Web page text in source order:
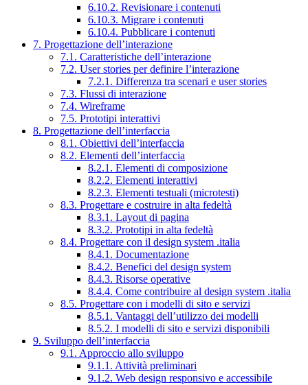
6.10.2. Revisionare i contenuti
6.10.3. Migrare i contenuti
6.10.4. Pubblicare i contenuti
7. Progettazione dell’interazione
7.1. Caratteristiche dell’interazione
7.2. User stories per definire l’interazione
7.2.1. Differenza tra scenari e user stories
7.3. Flussi di interazione
7.4. Wireframe
7.5. Prototipi interattivi
8. Progettazione dell’interfaccia
8.1. Obiettivi dell’interfaccia
8.2. Elementi dell’interfaccia
8.2.1. Elementi di composizione
8.2.2. Elementi interattivi
8.2.3. Elementi testuali (microtesti)
8.3. Progettare e costruire in alta fedeltà
8.3.1. Layout di pagina
8.3.2. Prototipi in alta fedeltà
8.4. Progettare con il design system .italia
8.4.1. Documentazione
8.4.2. Benefici del design system
8.4.3. Risorse operative
8.4.4. Come contribuire al design system .italia
8.5. Progettare con i modelli di sito e servizi
8.5.1. Vantaggi dell’utilizzo dei modelli
8.5.2. I modelli di sito e servizi disponibili
9. Sviluppo dell’interfaccia
9.1. Approccio allo sviluppo
9.1.1. Attività preliminari
9.1.2. Web design responsivo e accessibile